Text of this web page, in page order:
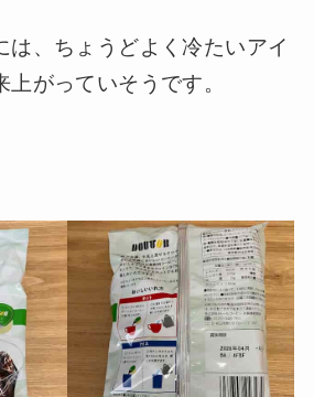
は、ちょうどよく冷たいアイ
上がっていそうです。